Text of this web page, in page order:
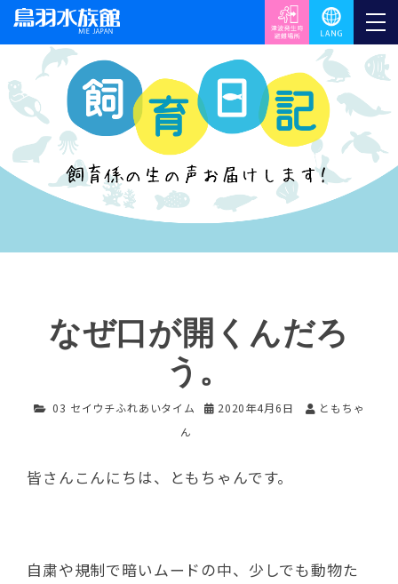
なぜ口が開くんだろ
う。
03 セイウチふれあいタイム 2020年4月6日
ともちゃ
ん
皆さんこんにちは、ともちゃんです。
自粛や規制で暗いムードの中、少しでも動物た